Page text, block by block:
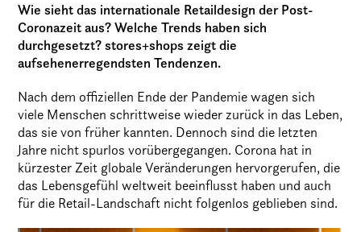
Wie sieht das internationale Retaildesign der Post-
Coronazeit aus? Welche Trends haben sich
durchgesetzt? stores+shops zeigt die
aufsehenerregendsten Tendenzen.
Nach dem offiziellen Ende der Pandemie wagen sich
viele Menschen schrittweise wieder zurück in das Leben,
das sie von früher kannten. Dennoch sind die letzten
Jahre nicht spurlos vorübergegangen. Corona hat in
kürzester Zeit globale Veränderungen hervorgerufen, die
das Lebensgefühl weltweit beeinflusst haben und auch
für die Retail-Landschaft nicht folgenlos geblieben sind.